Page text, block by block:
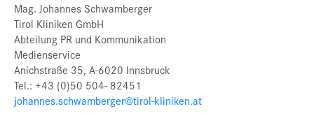
Mag. Johannes Schwamberger
Tirol Kliniken GmbH
Abteilung PR und Kommunikation
Medienservice
Anichstraße 35, A-6020 Innsbruck
Tel.: +43 (0)50 504- 82451
johannes.schwamberger@tirol-kliniken.at